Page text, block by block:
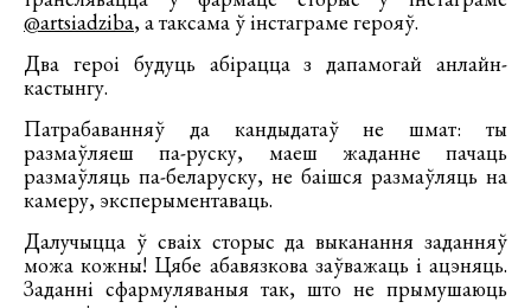
@artsiadziba, а таксама ў інстаграме герояў.
Два героі будуць абірацца з дапамогай анлайн-
кастынгу.
Патрабаванняў да кандыдатаў не шмат: ты
размаўляеш па-руску, маеш жаданне пачаць
размаўляць па-беларуску, не баішся размаўляць на
камеру, эксперыментаваць.
Далучыцца ў сваіх сторыс да выканання заданняў
можа кожны! Цябе абавязкова заўважаць і ацэняць.
Заданні сфармуляваныя так, што не прымушаюць